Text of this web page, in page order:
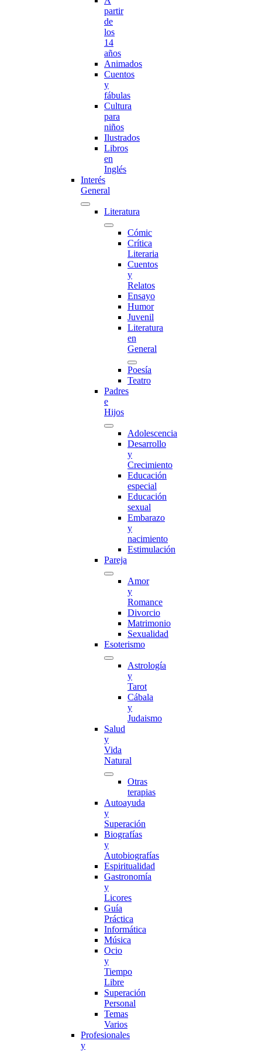
partir
de
los
14
años
Animados
Cuentos
y
fábulas
Cultura
para
niños
Ilustrados
Libros
en
Inglés
Interés
General
Literatura
Cómic
Crítica
Literaria
Cuentos
y
Relatos
Ensayo
Humor
Juvenil
Literatura
en
General
Poesía
Teatro
Padres
e
Hijos
Adolescencia
Desarrollo
y
Crecimiento
Educación
especial
Educación
sexual
Embarazo
y
nacimiento
Estimulación
Pareja
Amor
y
Romance
Divorcio
Matrimonio
Sexualidad
Esoterismo
Astrología
y
Tarot
Cábala
y
Judaismo
Salud
y
Vida
Natural
Otras
terapias
Autoayuda
y
Superación
Biografías
y
Autobiografías
Espiritualidad
Gastronomía
y
Licores
Guía
Práctica
Informática
Música
Ocio
y
Tiempo
Libre
Superación
Personal
Temas
Varios
Profesionales
y